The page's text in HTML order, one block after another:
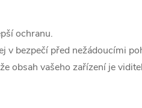
ochranu.
v bezpečí před nežádoucími
obsah vašeho zařízení je